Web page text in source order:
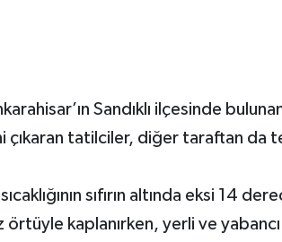
Sandıklı ilçesinde
çıkaran tatilciler, diğer taraftan da
sıfırın altında eksi 14
örtüyle kaplanırken, yerli ve